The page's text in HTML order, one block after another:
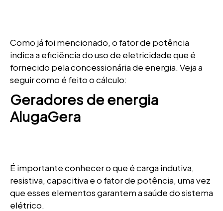
Como já foi mencionado, o fator de potência
indica a eficiência do uso de eletricidade que é
fornecido pela concessionária de energia. Veja a
seguir como é feito o cálculo:
Geradores de energia
AlugaGera
É importante conhecer o que é carga indutiva,
resistiva, capacitiva e o fator de potência, uma vez
que esses elementos garantem a saúde do sistema
elétrico.